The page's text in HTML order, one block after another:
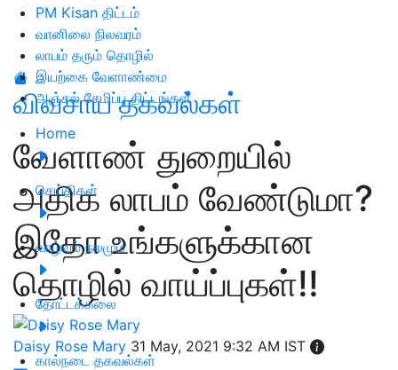
PM Kisan திட்டம்
வானிலை நிலவரம்
லாபம் தரும் தொழில்
இயற்கை வேளாண்மை
அஞ்சல் சேமிப்பு திட்டங்கள்
Home
செய்திகள்
வாழ்வும் நலமும்
தோட்டக்கலை
கால்நடை தகவல்கள்
விவசாய தகவல்கள்
வேளாண் துறையில்
அதிக லாபம் வேண்டுமா?
இதோ உங்களுக்கான
தொழில் வாய்ப்புகள்!!
Daisy Rose Mary 31 May, 2021 9:32 AM IST